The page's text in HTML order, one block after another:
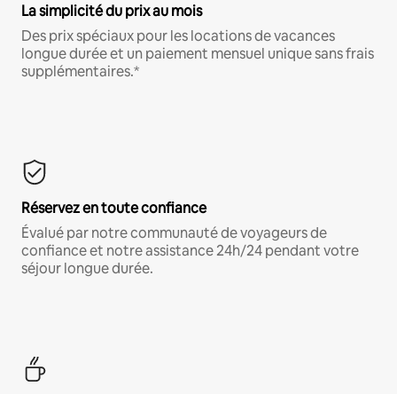
La simplicité du prix au mois
Des prix spéciaux pour les locations de vacances
longue durée et un paiement mensuel unique sans frais
supplémentaires.*
Réservez en toute confiance
Évalué par notre communauté de voyageurs de
confiance et notre assistance 24h/24 pendant votre
séjour longue durée.